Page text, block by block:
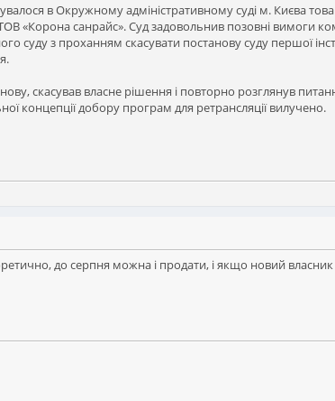
в Окружному адміністративному суді м. Києва
«Корона санрайс». Суд задовольнив позовні вимоги
суду з проханням скасувати постанову суду першої
скасував власне рішення і повторно розглянув
концепції добору програм для ретрансляції вилучено.
до серпня можна і продати, і якщо новий власник